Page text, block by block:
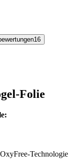
16
Folie
Technologie